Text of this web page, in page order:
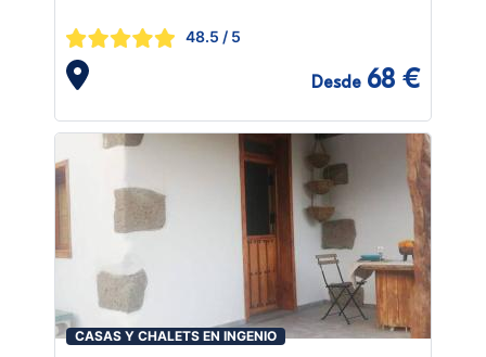
48.5 / 5
Desde 68 €
CASAS Y CHALETS EN INGENIO